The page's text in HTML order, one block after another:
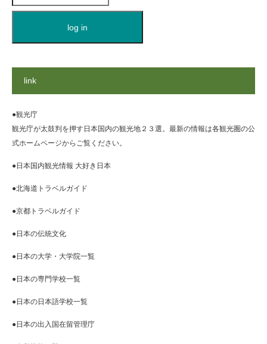
link
●観光庁
観光庁が太鼓判を押す日本国内の観光地２３選。最新の情報は各観光圏の公
式ホームページからご覧ください。
●日本国内観光情報 大好き日本
●北海道トラベルガイド
●京都トラベルガイド
●日本の伝統文化
●日本の大学・大学院一覧
●日本の専門学校一覧
●日本の日本語学校一覧
●日本の出入国在留管理庁